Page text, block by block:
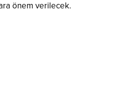
önem verilecek.